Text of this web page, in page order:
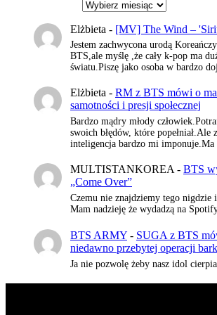
Elżbieta - [MV] The Wind –
Jestem zachwycona urodą
BTS,ale myślę ,że cały k-pop ma
światu.Piszę jako osoba w bardzo
Elżbieta - RM z BTS mówi o
samotności i presji społecznej
Bardzo mądry młody
swoich błędów, które popełniał.Ale
inteligencja bardzo mi imponuje.Ma
MULTISTANKOREA - BTS
„Come Over”
Czemu nie znajdziemy tego
Mam nadzieję że wydadzą na
BTS ARMY - SUGA z BTS
niedawno przebytej operacji
Ja nie pozwolę żeby nasz idol